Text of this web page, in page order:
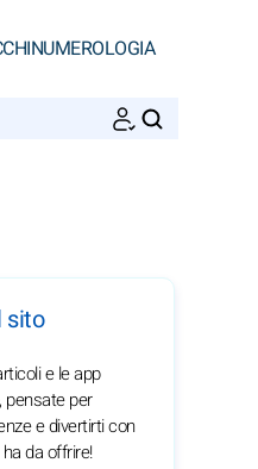
NUMEROLOGIA
sito
e le app
pensate per
e divertirti con
da offrire!